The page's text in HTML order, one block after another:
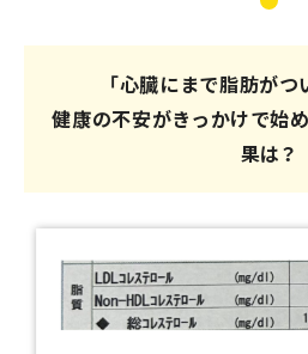
「心臓にまで脂肪が
健康の不安がきっかけで始
果は？